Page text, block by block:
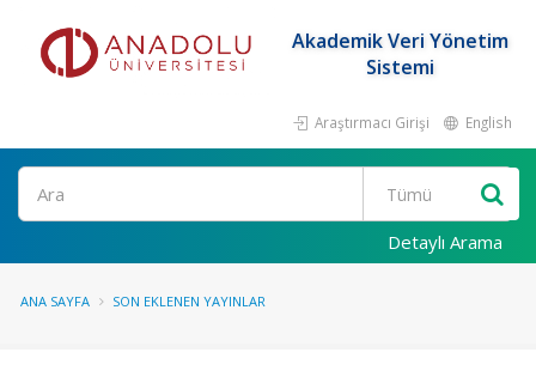
Akademik Veri Yönetim
Sistemi
Araştırmacı Girişi English
Ara
Detaylı Arama
ANA SAYFA SON EKLENEN YAYINLAR